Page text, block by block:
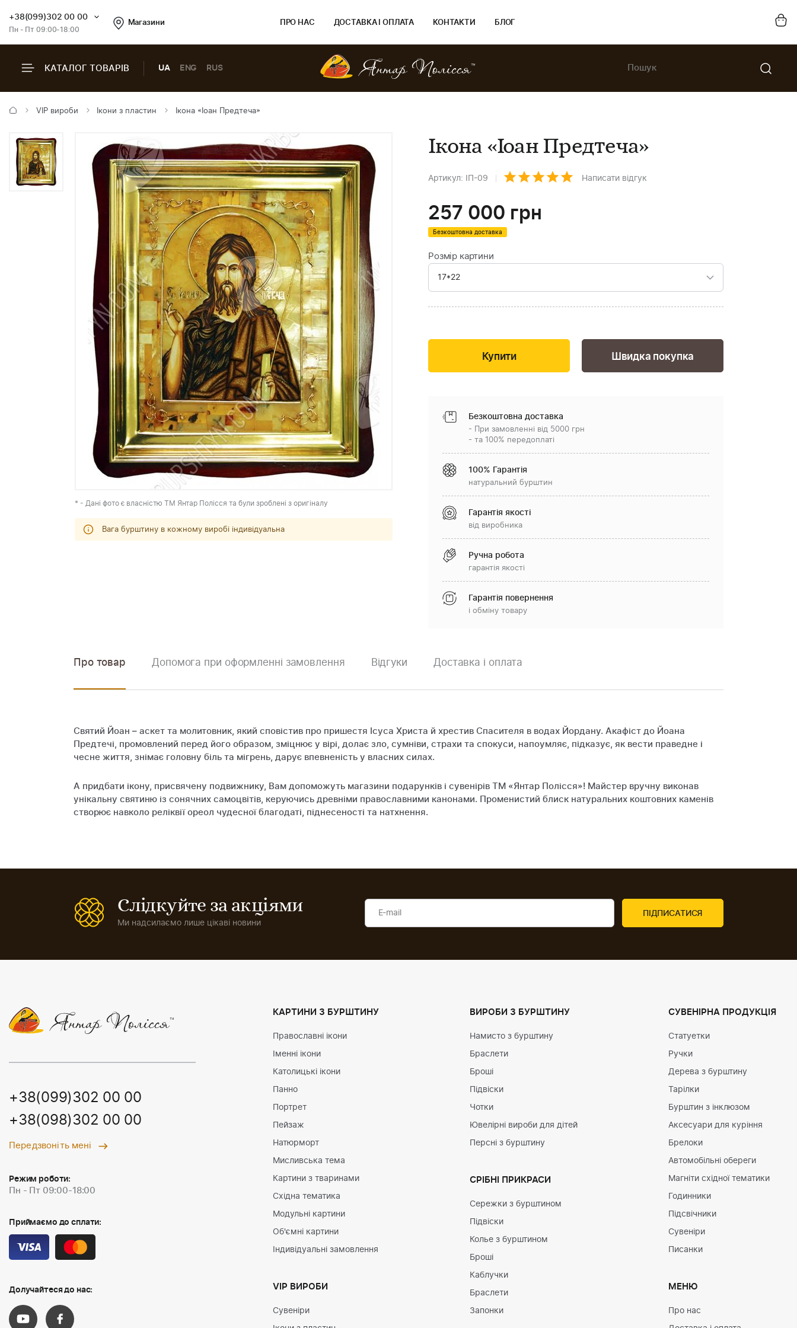
+38(099)302 00 00
Пн - Пт 09:00-18:00
Магазини ПРО НАС ДОСТАВКА І ОПЛАТА КОНТАКТИ БЛОГ
КАТАЛОГ ТОВАРІВ UA ENG RUS
VIP вироби Ікони з пластин Ікона «Іоан Предтеча»
* - Дані фото є власністю ТМ Янтар Полісся та були зроблені з оригіналу
Вага бурштину в кожному виробі індивідуальна
Ікона «Іоан Предтеча»
Артикул: ІП-09 Написати відгук
257 000 грн
Безкоштовна доставка
Розмір картини
Швидка покупка
Безкоштовна доставка
- При замовленні від 5000 грн
- та 100% передоплаті
100% Гарантія
натуральний бурштин
Гарантія якості
від виробника
Ручна робота
гарантія якості
Гарантія повернення
і обміну товару
Про товар Допомога при оформленні замовлення Відгуки Доставка і оплата
Святий Йоан – аскет та молитовник, який сповістив про пришестя Ісуса Христа й хрестив Спасителя в водах Йордану. Акафіст до Йоана
Предтечі, промовлений перед його образом, зміцнює у вірі, долає зло, сумніви, страхи та спокуси, напоумляє, підказує, як вести праведне і
чесне життя, знімає головну біль та мігрень, дарує впевненість у власних силах.
А придбати ікону, присвячену подвижнику, Вам допоможуть магазини подарунків і сувенірів ТМ «Янтар Полісся»! Майстер вручну виконав
унікальну святиню із сонячних самоцвітів, керуючись древніми православними канонами. Променистий блиск натуральних коштовних каменів
створює навколо реліквії ореол чудесної благодаті, піднесеності та натхнення.
Слідкуйте за акціями
Ми надсилаємо лише цікаві новини
+38(099)302 00 00
+38(098)302 00 00
Передзвоніть мені
Режим роботи:
Пн - Пт 09:00-18:00
Приймаємо до сплати:
Долучайтеся до нас:
КАРТИНИ З БУРШТИНУ
Православні ікони
Іменні ікони
Католицькі ікони
Панно
Портрет
Пейзаж
Натюрморт
Мисливська тема
Картини з тваринами
Східна тематика
Модульні картини
Об'ємні картини
Індивідуальні замовлення
VIP ВИРОБИ
Сувеніри
ВИРОБИ З БУРШТИНУ
Намисто з бурштину
Браслети
Броші
Підвіски
Чотки
Ювелірні вироби для дітей
Персні з бурштину
СРІБНІ ПРИКРАСИ
Сережки з бурштином
Підвіски
Колье з бурштином
Броші
Каблучки
Браслети
Запонки
СУВЕНІРНА ПРОДУКЦІЯ
Статуетки
Ручки
Дерева з бурштину
Тарілки
Бурштин з інклюзом
Аксесуари для куріння
Брелоки
Автомобільні обереги
Магніти східної тематики
Годинники
Підсвічники
Сувеніри
Писанки
МЕНЮ
Про нас